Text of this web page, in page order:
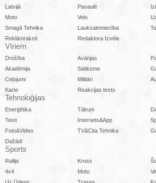
Latvijā Pasaulē
Moto
Velo
Smagā Tehnika
Lauksaimniecība
Reklāmraksti
Redaktora Izvēle
Vīriem
Drošība Avārijas
Akadēmija
Satiksme
Ceļojumi
Militāri
Karte
Reakcijas tests
Tehnoloģijas
Enerģētika Tālruņi
Testi
Internets&App
Foto&Video
TV&Cita Tehnika
Dažādi
Sports
Rallijs Kross
4x4
Moto